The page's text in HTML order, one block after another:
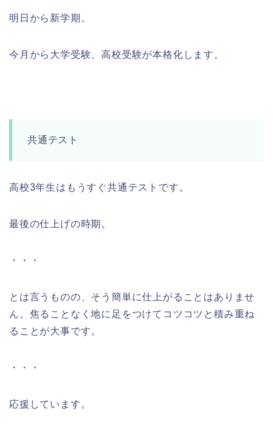
明日から新学期。
今月から大学受験、高校受験が本格化します。
共通テスト
高校3年生はもうすぐ共通テストです。
最後の仕上げの時期。
・・・
とは言うものの、そう簡単に仕上がることはありませ
ん。焦ることなく地に足をつけてコツコツと積み重ね
ることが大事です。
・・・
応援しています。